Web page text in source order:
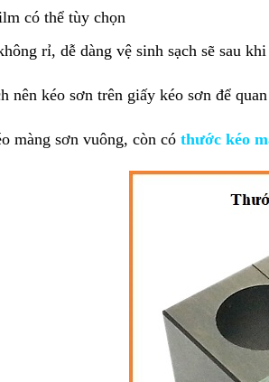
có thể tùy chọn
rỉ, dễ dàng vệ sinh sạch sẽ sau
nên kéo sơn trên giấy kéo sơn để
màng sơn vuông, còn có thước kéo